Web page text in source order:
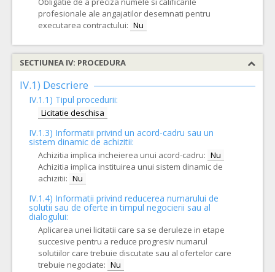
profesionale ale angajatilor desemnati pentru
executarea contractului: Nu
SECTIUNEA IV: PROCEDURA
IV.1) Descriere
IV.1.1) Tipul procedurii:
Licitatie deschisa
IV.1.3) Informatii privind un acord-cadru sau un
sistem dinamic de achizitii:
Achizitia implica incheierea unui acord-cadru: Nu
Achizitia implica instituirea unui sistem dinamic de
achizitii: Nu
IV.1.4) Informatii privind reducerea numarului de
solutii sau de oferte in timpul negocierii sau al
dialogului:
Aplicarea unei licitatii care sa se deruleze in etape
succesive pentru a reduce progresiv numarul
solutiilor care trebuie discutate sau al ofertelor care
trebuie negociate: Nu